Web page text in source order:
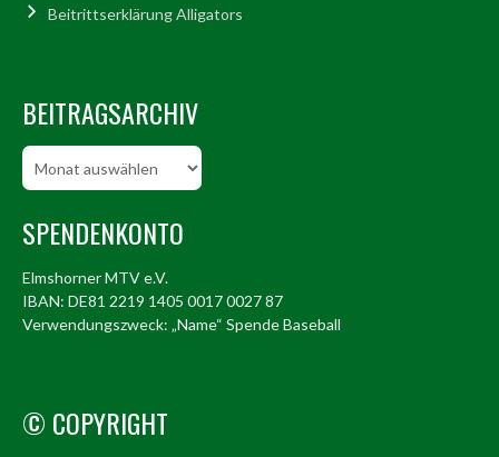
Beitrittserklärung Alligators
BEITRAGSARCHIV
Beitragsarchiv
SPENDENKONTO
Elmshorner MTV e.V.
IBAN: DE81 2219 1405 0017 0027 87
Verwendungszweck: „Name“ Spende Baseball
© COPYRIGHT